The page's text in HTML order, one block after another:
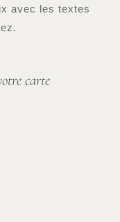
avec les textes
carte